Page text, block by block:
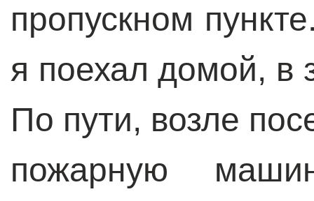
пропускном
я поехал домой, в
По пути, возле
пожарную